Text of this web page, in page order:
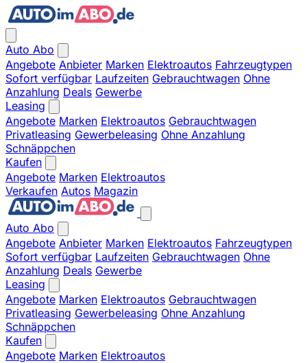
Auto Abo
Angebote Anbieter Marken Elektroautos Fahrzeugtypen
Sofort verfügbar Laufzeiten Gebrauchtwagen Ohne
Anzahlung Deals Gewerbe
Leasing
Angebote Marken Elektroautos Gebrauchtwagen
Privatleasing Gewerbeleasing Ohne Anzahlung
Schnäppchen
Kaufen
Angebote Marken Elektroautos
Verkaufen Autos Magazin
Auto Abo
Angebote Anbieter Marken Elektroautos Fahrzeugtypen
Sofort verfügbar Laufzeiten Gebrauchtwagen Ohne
Anzahlung Deals Gewerbe
Leasing
Angebote Marken Elektroautos Gebrauchtwagen
Privatleasing Gewerbeleasing Ohne Anzahlung
Schnäppchen
Kaufen
Angebote Marken Elektroautos